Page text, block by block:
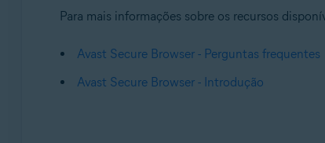
Para mais informações sobre os recursos
Avast Secure Browser - Perguntas frequentes
Avast Secure Browser - Introdução